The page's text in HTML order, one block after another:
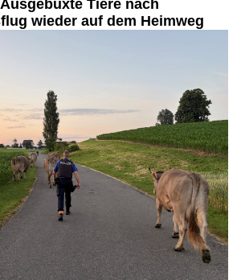
Tiere nach
wieder auf dem Heimweg